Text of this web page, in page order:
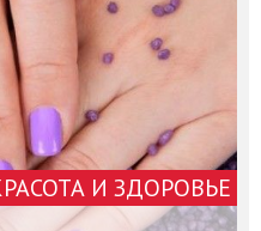
И ЗДОРОВЬЕ